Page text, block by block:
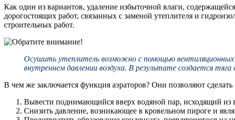
Как один из вариантов, удаление избыточной влаги,
дорогостоящих работ, связанных с заменой утеплителя и
строительных работ.
Осушить утеплитель возможно с помощью
внутреннем давлении воздуха. В результате создается
В чем же заключается функция аэраторов? Они позволяют
Вывести поднимающийся вверх водяной пар, исходящий из
Снизить давление, возникающее в кровельном пироге и